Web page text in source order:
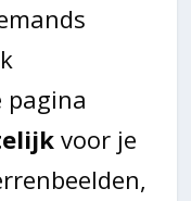
pagina
voor je